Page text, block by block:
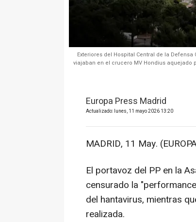
Exteriores del Hospital Central de la
viajaban en el crucero MV Hondius aquejado
Europa Press Madrid
Actualizado: lunes, 11 mayo 2026 13:20
MADRID, 11 May.
El portavoz del PP en la
censurado la
del hantavirus, mientras
realizada.